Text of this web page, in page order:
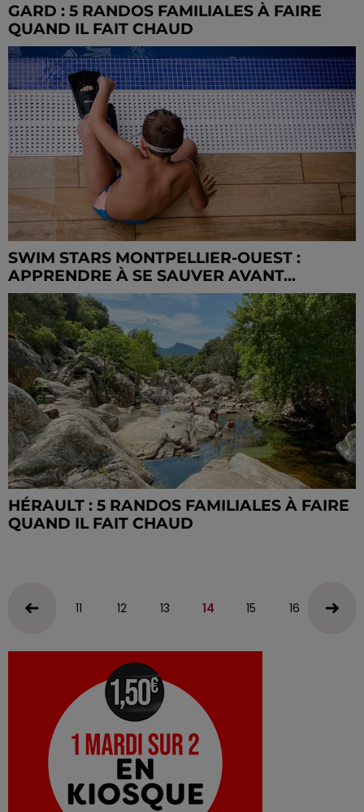
GARD : 5 RANDOS FAMILIALES À FAIRE
QUAND IL FAIT CHAUD
SWIM STARS MONTPELLIER-OUEST :
APPRENDRE À SE SAUVER AVANT...
HÉRAULT : 5 RANDOS FAMILIALES À FAIRE
QUAND IL FAIT CHAUD
11 12 13 14 15 16 17